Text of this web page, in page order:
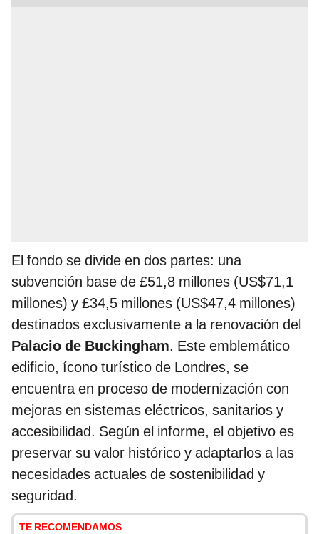
El fondo se divide en dos partes: una
subvención base de £51,8 millones (US$71,1
millones) y £34,5 millones (US$47,4 millones)
destinados exclusivamente a la renovación del
Palacio de Buckingham. Este emblemático
edificio, ícono turístico de Londres, se
encuentra en proceso de modernización con
mejoras en sistemas eléctricos, sanitarios y
accesibilidad. Según el informe, el objetivo es
preservar su valor histórico y adaptarlos a las
necesidades actuales de sostenibilidad y
seguridad.
TE RECOMENDAMOS